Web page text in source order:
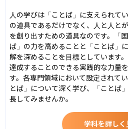
人の学びは「ことば」に支えられて
の道具であるだけでなく、人と人と
を創り出すための道具なのです。「
ば」の力を高めることと「ことば」
解を深めることを目標としています
達成することのできる実践的な力量
す。各専門領域において設定されて
とば」について深く学び、「ことば
長してみませんか。
学科を詳しく